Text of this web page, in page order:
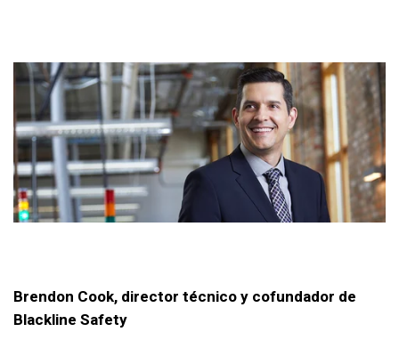
Brendon Cook, director técnico y cofundador de
Blackline Safety